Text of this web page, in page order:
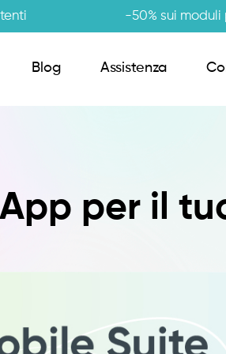
-50% sui
Blog Assistenza
per il